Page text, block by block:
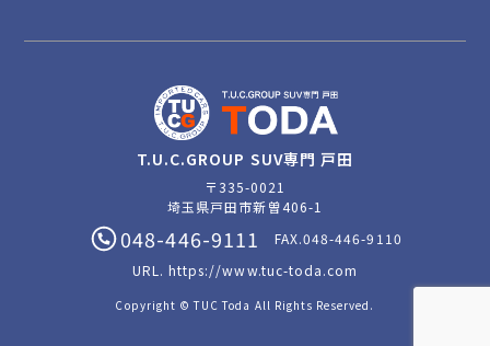
T.U.C.GROUP SUV専門 戸田
〒335-0021
埼玉県戸田市新曽406-1
048-446-9111
FAX.048-446-9110
URL.https://www.tuc-toda.com
Copyright © TUC Toda All Rights Reserved.